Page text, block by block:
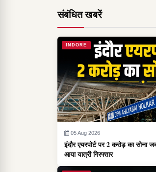
संबंधित खबरें
INDORE
05 Aug 2026
इंदौर एयरपोर्ट पर 2 करोड़ का सोना
आया यात्री गिरफ्तार